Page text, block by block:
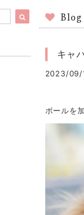
Blog
キャ
2023/09/
ボールを